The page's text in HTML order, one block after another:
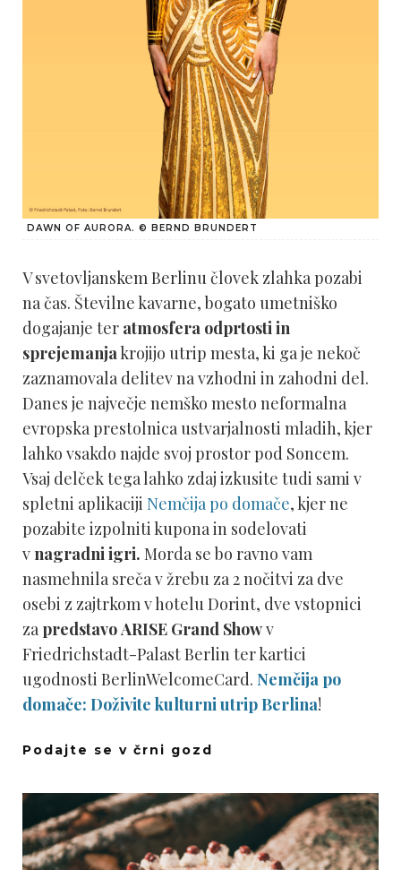
DAWN OF AURORA. © BERND BRUNDERT
V svetovljanskem Berlinu človek zlahka pozabi
na čas. Številne kavarne, bogato umetniško
dogajanje ter atmosfera odprtosti in
sprejemanjakrojijo utrip mesta, ki ga je nekoč
zaznamovala delitev na vzhodni in zahodni del.
Danes je največje nemško mesto neformalna
evropska prestolnica ustvarjalnosti mladih, kjer
lahko vsakdo najde svoj prostor pod Soncem.
Vsaj delček tega lahko zdaj izkusite tudi sami v
spletni aplikaciji Nemčija po domače, kjer ne
pozabite izpolniti kupona in sodelovati
v nagradni igri. Morda se bo ravno vam
nasmehnila sreča v žrebu za 2 nočitvi za dve
osebi z zajtrkom v hotelu Dorint, dve vstopnici
za predstavoARISE Grand Showv
Friedrichstadt-Palast Berlin ter kartici
ugodnosti BerlinWelcomeCard. Nemčija po
domače: Doživite kulturni utrip Berlina!
Podajte se v črni gozd